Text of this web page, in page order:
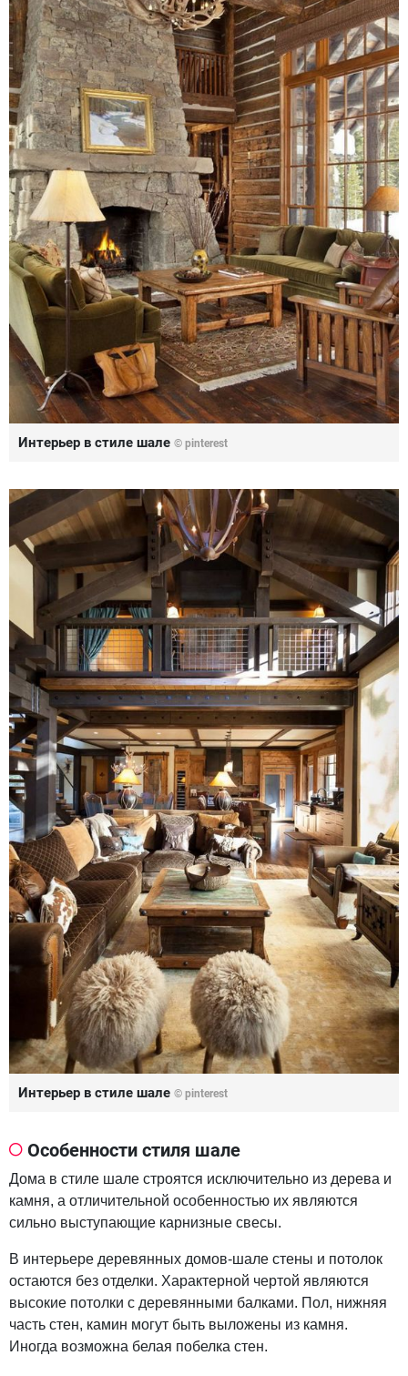
Интерьер в стиле шале © pinterest
Интерьер в стиле шале © pinterest
Особенности стиля шале
Дома в стиле шале строятся исключительно из дерева и
камня, а отличительной особенностью их являются
сильно выступающие карнизные свесы.
В интерьере деревянных домов-шале стены и потолок
остаются без отделки. Характерной чертой являются
высокие потолки с деревянными балками. Пол, нижняя
часть стен, камин могут быть выложены из камня.
Иногда возможна белая побелка стен.